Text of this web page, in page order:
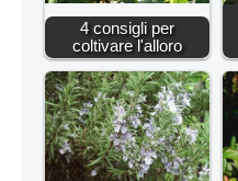
4 consigli per
coltivare l'alloro